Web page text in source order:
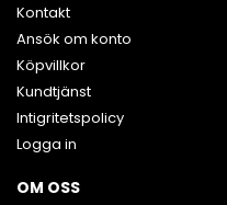
Kontakt
Ansök om konto
Köpvillkor
Kundtjänst
Intigritetspolicy
Logga in
OM OSS